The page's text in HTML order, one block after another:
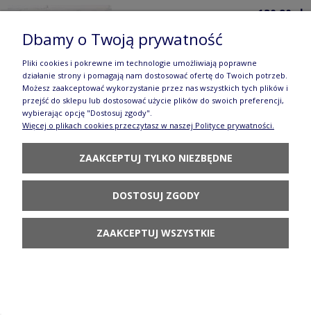
130,90 zł
POWIADOM O
DOSTĘPNOŚCI
Kubek krokus Ceramika Bolesławiec V 0,3 L
GU1193DEK467
POWIADOM O
DOSTĘPNOŚCI
Dbamy o Twoją prywatność
Pliki cookies i pokrewne im technologie umożliwiają poprawne
działanie strony i pomagają nam dostosować ofertę do Twoich potrzeb.
Możesz zaakceptować wykorzystanie przez nas wszystkich tych plików i
przejść do sklepu lub dostosować użycie plików do swoich preferencji,
wybierając opcję "Dostosuj zgody".
Więcej o plikach cookies przeczytasz w naszej Polityce prywatności.
ZAAKCEPTUJ TYLKO NIEZBĘDNE
DOSTOSUJ ZGODY
ZAAKCEPTUJ WSZYSTKIE